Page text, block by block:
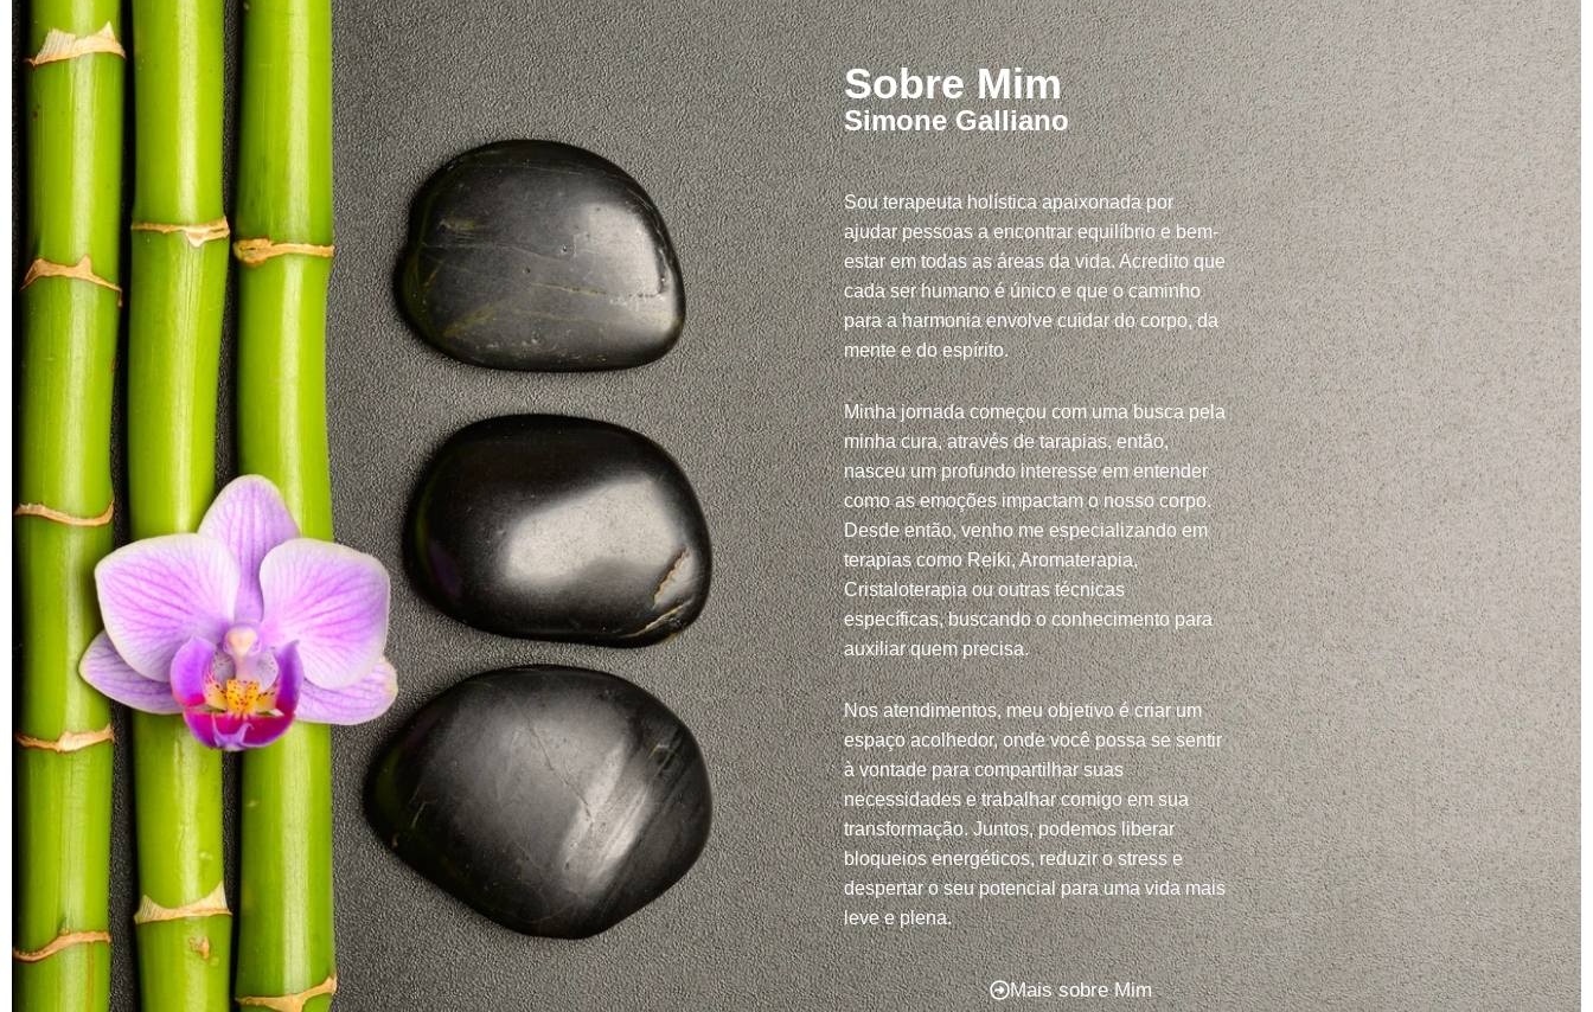
Sobre Mim
Simone Galliano
Sou terapeuta holística apaixonada por
ajudar pessoas a encontrar equilíbrio e bem-
estar em todas as áreas da vida. Acredito que
cada ser humano é único e que o caminho
para a harmonia envolve cuidar do corpo, da
mente e do espírito.
Minha jornada começou com uma busca pela
minha cura, através de tarapias, então,
nasceu um profundo interesse em entender
como as emoções impactam o nosso corpo.
Desde então, venho me especializando em
terapias como Reiki, Aromaterapia,
Cristaloterapia ou outras técnicas
específicas, buscando o conhecimento para
auxiliar quem precisa.
Nos atendimentos, meu objetivo é criar um
espaço acolhedor, onde você possa se sentir
à vontade para compartilhar suas
necessidades e trabalhar comigo em sua
transformação. Juntos, podemos liberar
bloqueios energéticos, reduzir o stress e
despertar o seu potencial para uma vida mais
leve e plena.
Mais sobre Mim